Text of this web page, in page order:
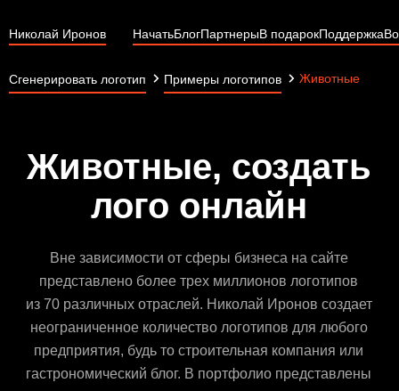
Николай Иронов НачатьБлогПартнерыВ подарокПоддержка
Сгенерировать логотип Примеры логотипов Животные
Животные, создать
лого онлайн
Вне зависимости от сферы бизнеса на сайте
представлено более трех миллионов логотипов
из 70 различных отраслей. Николай Иронов создает
неограниченное количество логотипов для любого
предприятия, будь то строительная компания или
гастрономический блог. В портфолио представлены